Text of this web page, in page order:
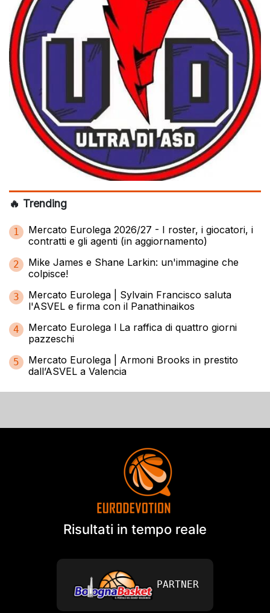
🔥 Trending
1
Mercato Eurolega 2026/27 - I roster, i giocatori, i
contratti e gli agenti (in aggiornamento)
2
Mike James e Shane Larkin: un'immagine che
colpisce!
3
Mercato Eurolega | Sylvain Francisco saluta
l'ASVEL e firma con il Panathinaikos
4
Mercato Eurolega l La raffica di quattro giorni
pazzeschi
5
Mercato Eurolega | Armoni Brooks in prestito
dall’ASVEL a Valencia
Risultati in tempo reale
PARTNER